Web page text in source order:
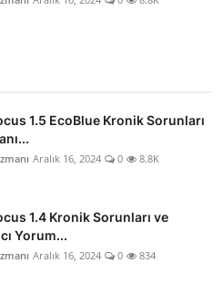
1.5 EcoBlue Kronik Sorunları
Aralık 16, 2024 0 8.8K
1.4 Kronik Sorunları ve
Yorum...
Aralık 16, 2024 0 834